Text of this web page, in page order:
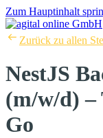
Zum Hauptinhalt
Zurück zu allen
NestJS
(m/w/d) –
Go